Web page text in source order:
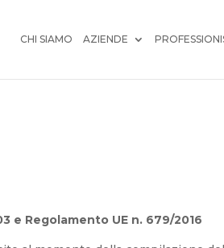
CHI SIAMO AZIENDE
e Regolamento UE n. 679/2016